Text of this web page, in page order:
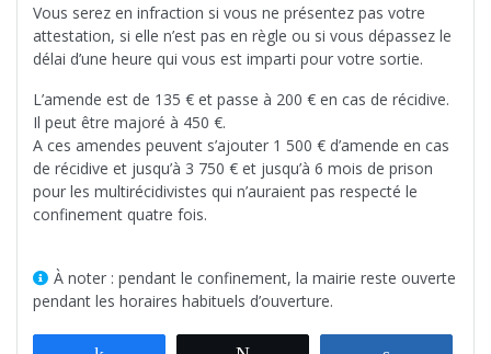
Vous serez en infraction si vous ne présentez pas votre
attestation, si elle n’est pas en règle ou si vous dépassez le
délai d’une heure qui vous est imparti pour votre sortie.
L’amende est de 135 € et passe à 200 € en cas de récidive.
Il peut être majoré à 450 €.
A ces amendes peuvent s’ajouter 1 500 € d’amende en cas
de récidive et jusqu’à 3 750 € et jusqu’à 6 mois de prison
pour les multirécidivistes qui n’auraient pas respecté le
confinement quatre fois.
À noter : pendant le confinement, la mairie reste ouverte
pendant les horaires habituels d’ouverture.